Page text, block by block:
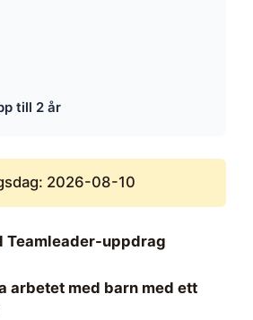
till 2 år
2026-08-10
Teamleader-uppdrag
arbetet med barn med ett